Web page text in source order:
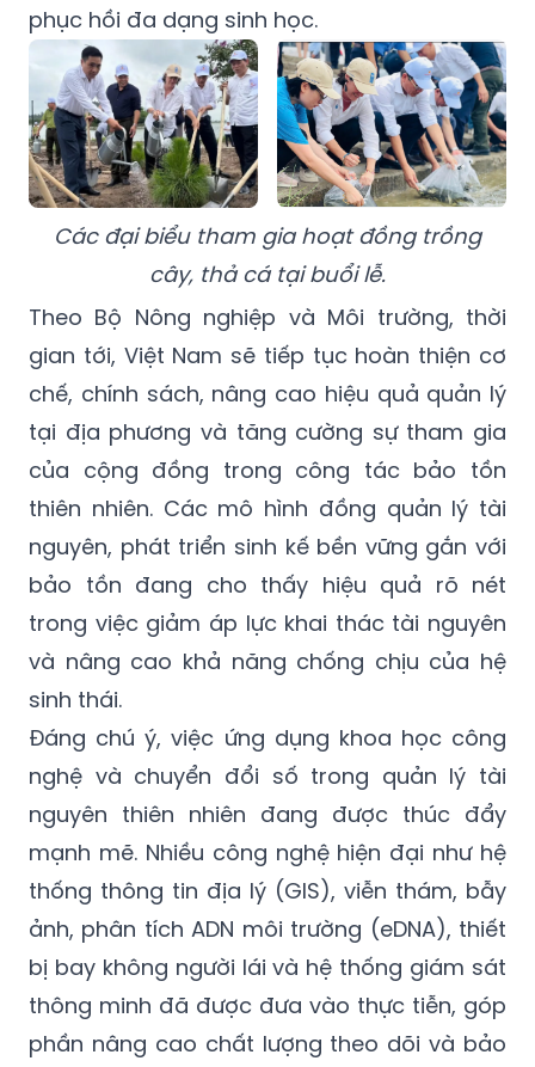
phục hồi đa dạng sinh học.
Các đại biểu tham gia hoạt đồng trồng
cây, thả cá tại buổi lễ.
Theo Bộ Nông nghiệp và Môi trường, thời
gian tới, Việt Nam sẽ tiếp tục hoàn thiện cơ
chế, chính sách, nâng cao hiệu quả quản lý
tại địa phương và tăng cường sự tham gia
của cộng đồng trong công tác bảo tồn
thiên nhiên. Các mô hình đồng quản lý tài
nguyên, phát triển sinh kế bền vững gắn với
bảo tồn đang cho thấy hiệu quả rõ nét
trong việc giảm áp lực khai thác tài nguyên
và nâng cao khả năng chống chịu của hệ
sinh thái.
Đáng chú ý, việc ứng dụng khoa học công
nghệ và chuyển đổi số trong quản lý tài
nguyên thiên nhiên đang được thúc đẩy
mạnh mẽ. Nhiều công nghệ hiện đại như hệ
thống thông tin địa lý (GIS), viễn thám, bẫy
ảnh, phân tích ADN môi trường (eDNA), thiết
bị bay không người lái và hệ thống giám sát
thông minh đã được đưa vào thực tiễn, góp
phần nâng cao chất lượng theo dõi và bảo